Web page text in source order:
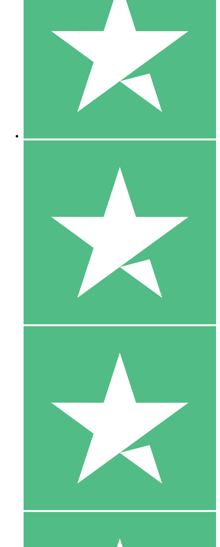
Pacotes de Créditos Individuais
Pague conforme o uso com créditos de download. Sem
1000
10 Downloads
20 00